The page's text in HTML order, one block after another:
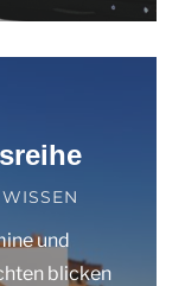
und
blicken